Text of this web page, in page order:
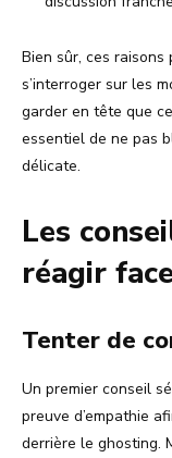
Bien sûr, ces
s’interroger sur les
garder en tête que
essentiel de ne pas
délicate.
Les
réagir
Tenter de
Un premier conseil
preuve d’empathie
derrière le ghosting.